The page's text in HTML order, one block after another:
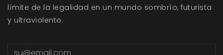
límite de la legalidad en un mundo sombrío, futurista
y ultraviolento.